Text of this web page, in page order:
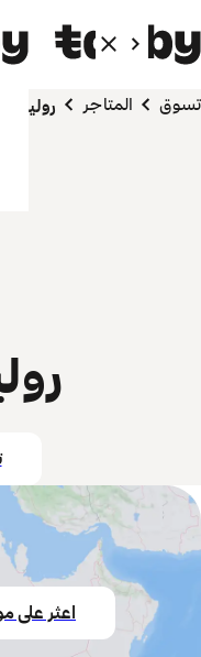
تسوق المتاجر رولينج
اعثر على